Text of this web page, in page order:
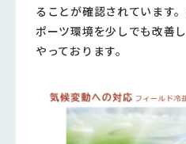
ることが確認されています
ポーツ環境を少しでも改善
やっております。